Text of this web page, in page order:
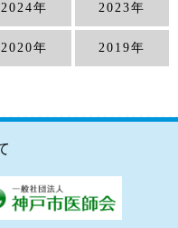
2024年 2023年
2020年 2019年